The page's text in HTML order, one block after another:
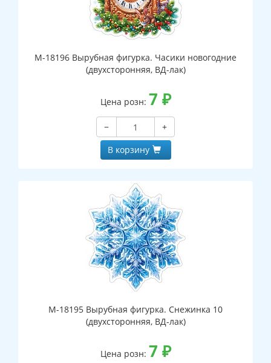
М-18196 Вырубная фигурка. Часики новогодние
(двухсторонняя, ВД-лак)
Цена розн: 7 ₽
−
+
В корзину
М-18195 Вырубная фигурка. Снежинка 10
(двухсторонняя, ВД-лак)
Цена розн: 7 ₽